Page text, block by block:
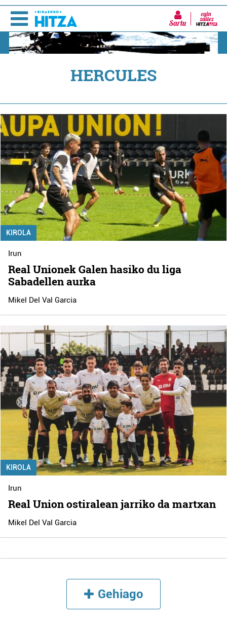
Sartu
HERCULES
KIROLA
Irun
Real Unionek Galen hasiko du liga
Sabadellen aurka
Mikel Del Val Garcia
KIROLA
Irun
Real Union ostiralean jarriko da martxan
Mikel Del Val Garcia
Gehiago